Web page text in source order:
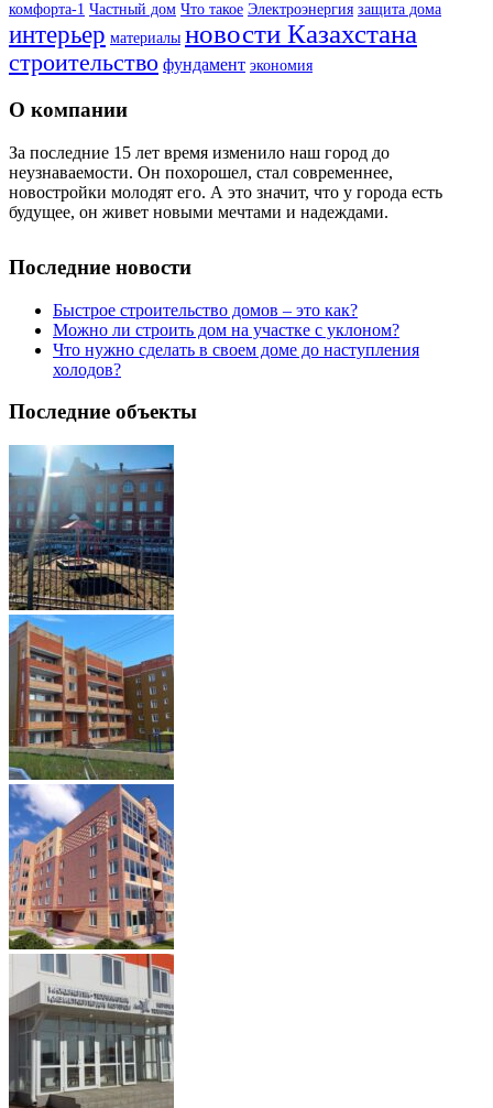
комфорта-1 Частный дом Что такое Электроэнергия защита дома
интерьер материалы новости Казахстана
строительство фундамент экономия
О компании
За последние 15 лет время изменило наш город до
неузнаваемости. Он похорошел, стал современнее,
новостройки молодят его. А это значит, что у города есть
будущее, он живет новыми мечтами и надеждами.
Последние новости
Быстрое строительство домов – это как?
Можно ли строить дом на участке с уклоном?
Что нужно сделать в своем доме до наступления
холодов?
Последние объекты